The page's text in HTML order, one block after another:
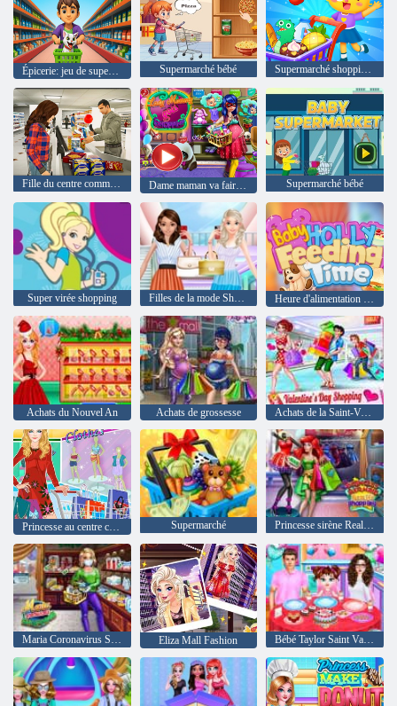
Supermarché bébé Supermarché shopping pour les enfants
Fille du centre commercial Dame maman va faire du shopping Supermarché bébé
Super virée shopping Filles de la mode Shopping pour l'été Heure d'alimentation de bébé houx
Achats du Nouvel An Achats de grossesse Achats de la Saint-Valentin
Supermarché Princesse sirène Realife Shopping
Maria Coronavirus Shopping Eliza Mall Fashion Bébé Taylor Saint Valentin